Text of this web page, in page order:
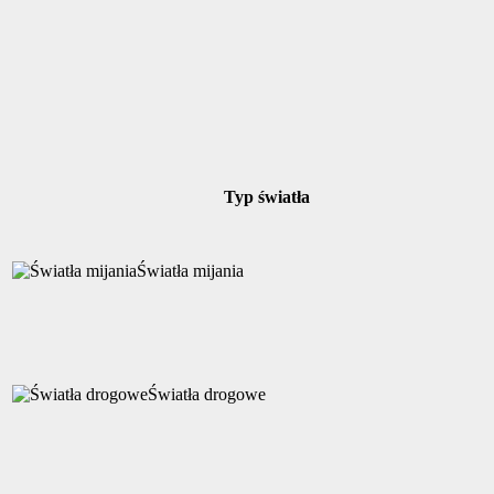
Typ światła
Światła mijania
Światła drogowe